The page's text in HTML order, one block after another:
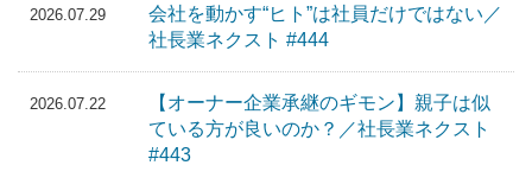
2026.07.29
会社を動かす“ヒト”は社員だけではない／
社長業ネクスト #444
2026.07.22
【オーナー企業承継のギモン】親子は似
ている方が良いのか？／社長業ネクスト
#443